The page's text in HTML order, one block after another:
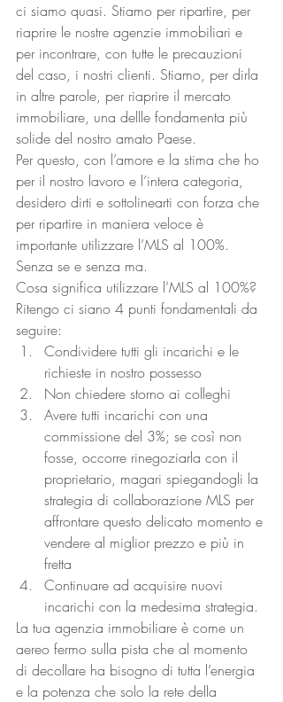
ci siamo quasi. Stiamo per ripartire, per
riaprire le nostre agenzie immobiliari e
per incontrare, con tutte le precauzioni
del caso, i nostri clienti. Stiamo, per dirla
in altre parole, per riaprire il mercato
immobiliare, una dellle fondamenta più
solide del nostro amato Paese.
Per questo, con l’amore e la stima che ho
per il nostro lavoro e l’intera categoria,
desidero dirti e sottolinearti con forza che
per ripartire in maniera veloce è
importante utilizzare l’MLS al 100%.
Senza se e senza ma.
Cosa significa utilizzare l’MLS al 100%?
Ritengo ci siano 4 punti fondamentali da
seguire:
Condividere tutti gli incarichi e le
richieste in nostro possesso
Non chiedere storno ai colleghi
Avere tutti incarichi con una
commissione del 3%; se così non
fosse, occorre rinegoziarla con il
proprietario, magari spiegandogli la
strategia di collaborazione MLS per
affrontare questo delicato momento e
vendere al miglior prezzo e più in
fretta
Continuare ad acquisire nuovi
incarichi con la medesima strategia.
La tua agenzia immobiliare è come un
aereo fermo sulla pista che al momento
di decollare ha bisogno di tutta l’energia
e la potenza che solo la rete della